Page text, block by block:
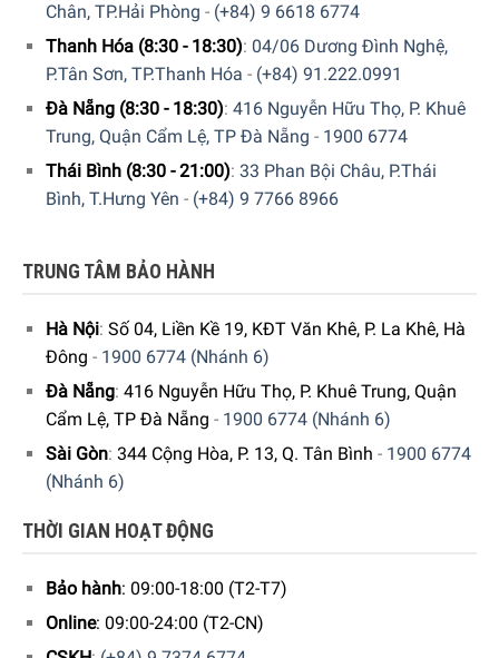
Chân, TP.Hải Phòng - (+84) 9 6618 6774
Thanh Hóa (8:30 - 18:30): 04/06 Dương Đình Nghệ,
P.Tân Sơn, TP.Thanh Hóa - (+84) 91.222.0991
Đà Nẵng (8:30 - 18:30): 416 Nguyễn Hữu Thọ, P. Khuê
Trung, Quận Cẩm Lệ, TP Đà Nẵng - 1900 6774
Thái Bình (8:30 - 21:00): 33 Phan Bội Châu, P.Thái
Bình, T.Hưng Yên - (+84) 9 7766 8966
TRUNG TÂM BẢO HÀNH
Hà Nội: Số 04, Liền Kề 19, KĐT Văn Khê, P. La Khê, Hà
Đông - 1900 6774 (Nhánh 6)
Đà Nẵng: 416 Nguyễn Hữu Thọ, P. Khuê Trung, Quận
Cẩm Lệ, TP Đà Nẵng - 1900 6774 (Nhánh 6)
Sài Gòn: 344 Cộng Hòa, P. 13, Q. Tân Bình - 1900 6774
(Nhánh 6)
THỜI GIAN HOẠT ĐỘNG
Bảo hành: 09:00-18:00 (T2-T7)
Online: 09:00-24:00 (T2-CN)